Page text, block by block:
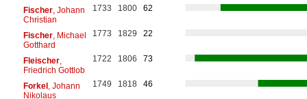
Fischer, Johann
Christian
1733 1800 62
Fischer, Michael
Gotthard
1773 1829 22
Fleischer,
Friedrich Gottlob
1722 1806 73
Forkel, Johann
Nikolaus
1749 1818 46